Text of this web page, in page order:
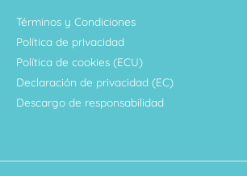
Términos y Condiciones
Política de privacidad
Política de cookies (ECU)
Declaración de privacidad (EC)
Descargo de responsabilidad